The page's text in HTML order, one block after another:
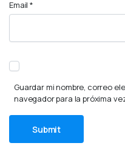
Email*
Guardar mi nombre, correo
navegador para la próxima